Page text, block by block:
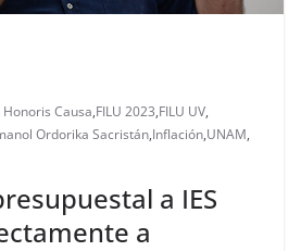
Causa,FILU 2023,FILU UV,
Ordorika Sacristán,Inflación,UNAM,
a IES
a